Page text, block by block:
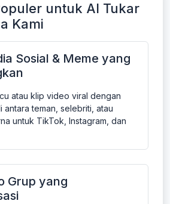
untuk AI Tukar
Kami
Sosial & Meme yang
atau klip video viral dengan
antara teman, selebriti, atau
untuk TikTok, Instagram, dan
Grup yang